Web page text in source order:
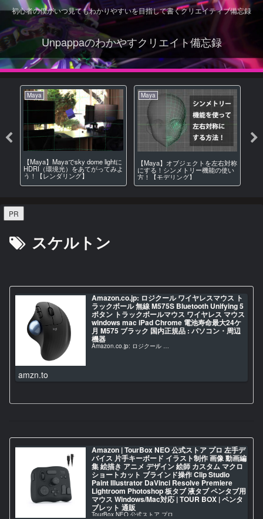
初心者の僕がいつ見てもわかりやすいを目指して書くクリエイティブ備忘録
Unpappaのわかやすクリエイト備忘録
Maya
【Maya】Mayaでsky dome lightに
HDRI（環境光）をあてがってみよ
う！【レンダリング】
Maya
【Maya】オブジェクトを左右対称
にする！シンメトリー機能の使い
方！【モデリング】
PR
スケルトン
Amazon.co.jp: ロジクール ワイヤレスマウス ト
ラックボール 無線 M575S Bluetooth Unifying 5
ボタン トラックボールマウス ワイヤレス マウス
windows mac iPad Chrome 電池寿命最大24ケ
月 M575 ブラック 国内正規品 : パソコン・周辺
機器
Amazon.co.jp: ロジクール …
amzn.to
Amazon | TourBox NEO 公式ストア プロ 左手デ
バイス 片手キーボード イラスト制作 画像 動画編
集 絵描き アニメ デザイン 絵師 カスタム マクロ
ショートカット ブラインド操作 Clip Studio
Paint Illustrator DaVinci Resolve Premiere
Lightroom Photoshop 板タブ 液タブ ペンタブ用
マウス Windows/Mac対応 | TOUR BOX | ペンタ
ブレット 通販
TourBox NEO 公式ストア プロ…